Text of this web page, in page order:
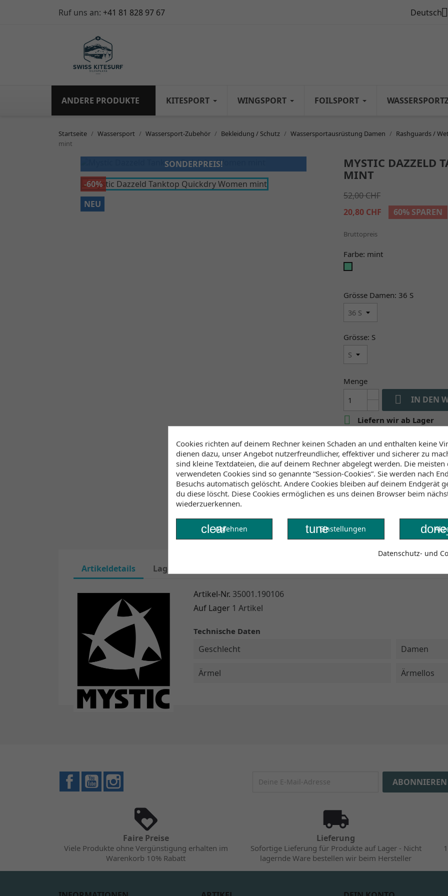
Ruf uns an: +41 81 828 97 67 Deutsch
ANDERE PRODUKTE KITESPORT WINGSPORT FOILSPORT
Startseite Wassersport Wassersport-Zubehör Bekleidung / Schutz Wassersportausrüstung Damen Rashguards /
mint
SONDERPREIS!
-60%
NEU
MYSTIC DAZZELD
MINT
52,00 CHF
20,80 CHF
60% SPAREN
Bruttopreis
Farbe: mint
Grösse Damen: 36 S
Grösse: S
Menge
 IN DEN

Liefern wir ab Lager
Verfügbarkeit (Lager,
Lager Wind&Snow
an Lager:
Klicke hier um die
Artikeldetails Lagerbestand
Artikel-Nr. 35001.190106
Auf Lager 1 Artikel
Technische Daten
Geschlecht Damen
Ärmel Ärmellos
FacebookYouTube
Faire Preise
Viele Produkte ohne Vergünstigung erhalten im
Warenkorb 10% Rabatt
Lieferung
Sofortige Lieferung für Produkte auf Lager - Nicht
lagernde Ware bestellen wir beim Hersteller
Cookies richten auf deinem Rechner keinen Schaden an und enthalten keine
dienen dazu, unser Angebot nutzerfreundlicher, effektiver und sicherer zu
sind kleine Textdateien, die auf deinem Rechner abgelegt werden. Die
verwendeten Cookies sind so genannte “Session-Cookies”. Sie werden nach
Besuchs automatisch gelöscht. Andere Cookies bleiben auf deinem Endgerät
du diese löscht. Diese Cookies ermöglichen es uns deinen Browser beim
wiederzuerkennen.
clearAblehnen tuneEinstellungen
Datenschutz- und